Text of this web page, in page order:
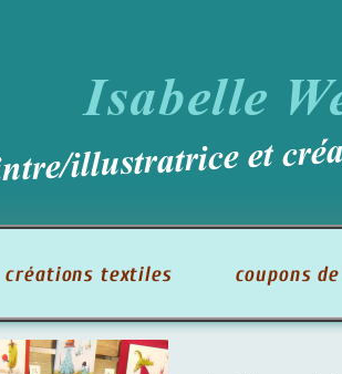
textiles coupons de
illustratrice et
Isabelle